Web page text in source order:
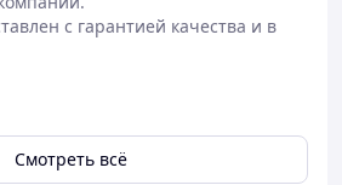
менеджер всегда готов
с гарантией качества и в
Смотреть всё